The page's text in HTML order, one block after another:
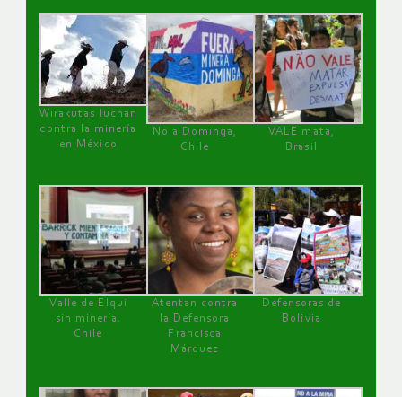
Wirakutas luchan
contra la minería
en México
No a Dominga,
Chile
VALE mata,
Brasil
Valle de Elqui
sin minería.
Chile
Atentan contra
la Defensora
Francisca
Márquez
Defensoras de
Bolivia